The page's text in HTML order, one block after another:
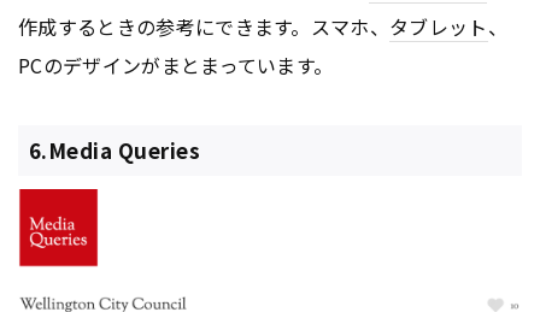
作成するときの参考にできます。スマホ、 タブレット、
PCのデザインがまとまっています。
6.Media Queries